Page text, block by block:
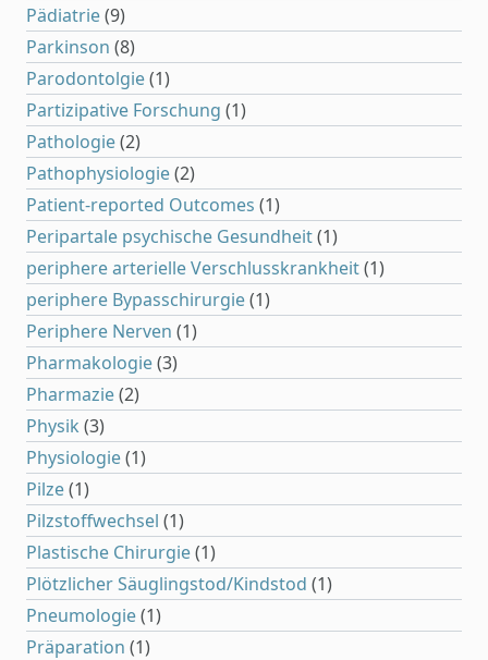
Pädiatrie(9)
Parkinson (8)
Parodontolgie(1)
Partizipative Forschung (1)
Pathologie(2)
Pathophysiologie(2)
Patient-reported Outcomes (1)
Peripartale psychische Gesundheit(1)
periphere arterielle Verschlusskrankheit(1)
periphere Bypasschirurgie(1)
Periphere Nerven (1)
Pharmakologie(3)
Pharmazie(2)
Physik (3)
Physiologie(1)
Pilze(1)
Pilzstoffwechsel (1)
Plastische Chirurgie(1)
Plötzlicher Säuglingstod/Kindstod (1)
Pneumologie(1)
Präparation (1)